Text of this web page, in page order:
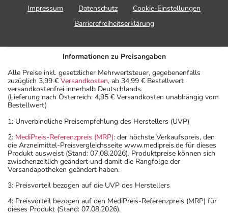
Impressum
Datenschutz
Cookie-Einstellungen
Barrierefreiheitserklärung
Informationen zu Preisangaben
Alle Preise inkl. gesetzlicher Mehrwertsteuer, gegebenenfalls
zuzüglich 3,99 € Versandkosten, ab 34,99 € Bestellwert
versandkostenfrei innerhalb Deutschlands.
(Lieferung nach Österreich: 4,95 € Versandkosten unabhängig vom
Bestellwert)
1: Unverbindliche Preisempfehlung des Herstellers (UVP)
2: MediPreis-Referenzpreis (MRP): der höchste Verkaufspreis, den
die Arzneimittel-Preisvergleichsseite www.medipreis.de für dieses
Produkt ausweist (Stand: 07.08.2026). Produktpreise können sich
zwischenzeitlich geändert und damit die Rangfolge der
Versandapotheken geändert haben.
3: Preisvorteil bezogen auf die UVP des Herstellers
4: Preisvorteil bezogen auf den MediPreis-Referenzpreis (MRP) für
dieses Produkt (Stand: 07.08.2026).